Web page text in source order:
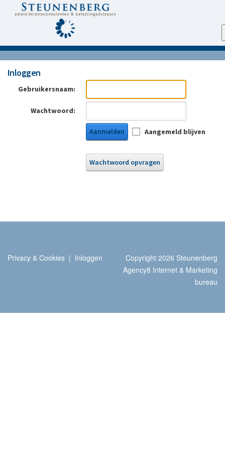
Inloggen
Gebruikersnaam:
Wachtwoord:
Aanmelden Aangemeld blijven
Wachtwoord opvragen
Privacy & Cookies | Inloggen
Copyright 2026 Steunenberg
Agency8 Internet & Marketing
bureau